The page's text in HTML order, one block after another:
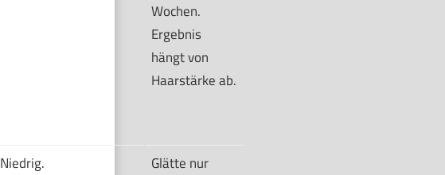
Wochen.
Ergebnis
hängt von
Haarstärke ab.
Niedrig.
Glätte nur